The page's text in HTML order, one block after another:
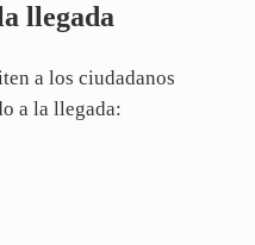
llegada
a los ciudadanos
a la llegada: